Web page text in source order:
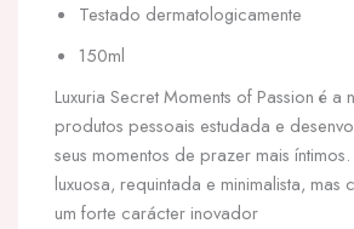
Testado dermatologicamente
150ml
Luxuria Secret Moments of Passion é a
produtos pessoais estudada e
seus momentos de prazer mais íntimos.
luxuosa, requintada e minimalista,
um forte carácter inovador